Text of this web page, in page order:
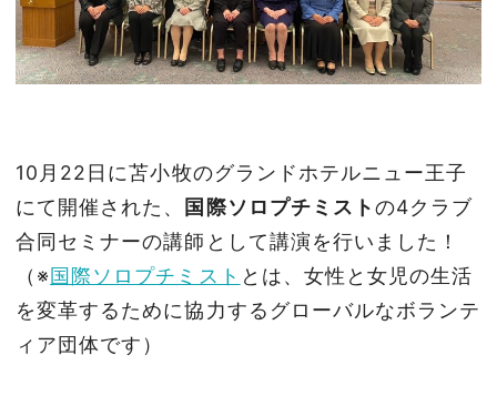
10月22日に苫小牧のグランドホテルニュー王子
にて開催された、
国際ソロプチミストの4クラブ
合同セミナーの講師として講演を行いました！
（※国際ソロプチミスト とは、女性と女児の生活
を変革するために協力するグローバルなボランテ
ィア団体です）